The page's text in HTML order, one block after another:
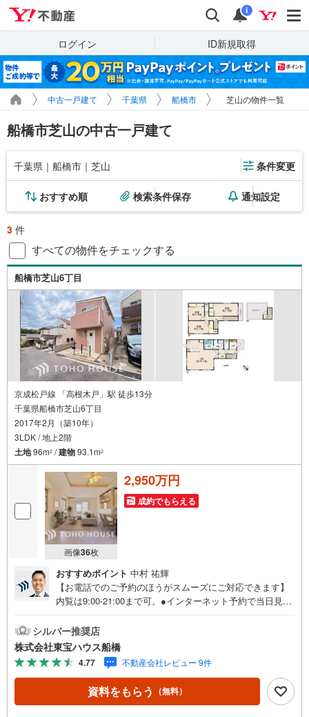
検索 通知
i
ログイン ID新規取得
中古一戸建て 千葉県 船橋市 芝山の物件一覧
船橋市芝山の中古一戸建て
千葉県｜船橋市｜芝山 条件変更
おすすめ順 検索条件保存 通知設定
3 件
すべての物件をチェックする
船橋市芝山6丁目
京成松戸線 「高根木戸」駅 徒歩13分
千葉県船橋市芝山6丁目
2017年2月（築10年）
3LDK / 地上2階
土地96m2 /建物93.1m2
画像36枚
2,950万円
成約でもらえる
おすすめポイント 中村 祐輝
【お電話でのご予約のほうがスムーズにご対応できます】
内覧は9:00-21:00まで可。●インターネット予約で当日見学
（2）本日～4日以内をご希望の方は「ご要望・ご質問欄」
に希望日時をご記入ください！《物件の特徴》68文字《東
宝ハウス船橋のこだわり》スタッフ一同、すべてのお客様
に対して、自分の家族や仲の良い友人に対するときと同じ
気持ちで接客させていただいています。お客様ひとりひと
りが理想の住宅と出会い、住宅ローンやその他のサービス
シルバー推奨店
株式会社東宝ハウス船橋
4.77 不動産会社レビュー 9件
資料をもらう （無料）